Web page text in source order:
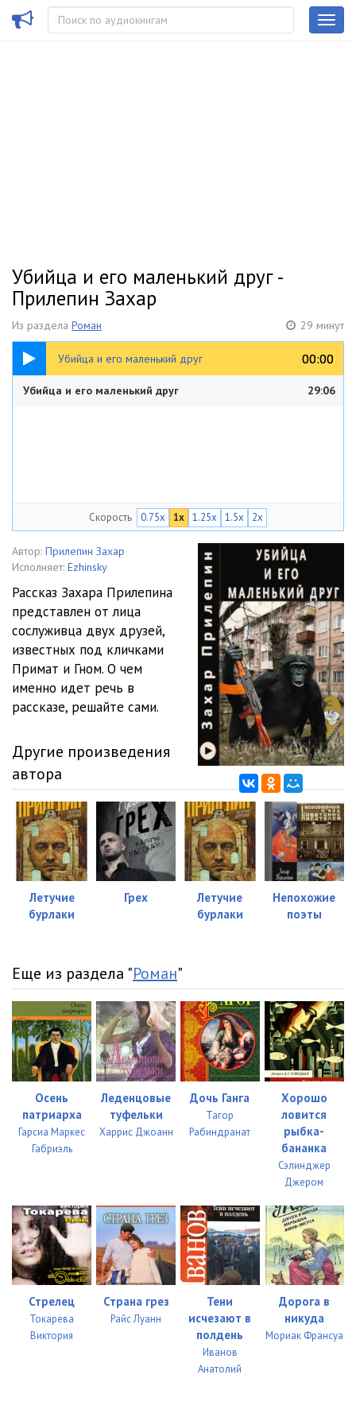
Убийца и его маленький друг -
Прилепин Захар
Из раздела Роман 29 минут
Убийца и его маленький друг 00:00
00:00
29:06
Убийца и его маленький друг 29:06
Скорость 0.75x 1x 1.25x 1.5x 2x
Автор: Прилепин Захар
Исполняет: Ezhinsky
Рассказ Захара Прилепина
представлен от лица
сослуживца двух друзей,
известных под кличками
Примат и Гном. О чем
именно идет речь в
рассказе, решайте сами.
Другие произведения
автора
Летучие
бурлаки
Грех
Летучие
бурлаки
Непохожие
поэты
Еще из раздела "Роман"
Осень
патриарха
Гарсиа Маркес
Габриэль
Леденцовые
туфельки
Харрис Джоанн
Дочь Ганга
Тагор
Рабиндранат
Хорошо
ловится
рыбка-
бананка
Сэлинджер
Джером
Стрелец
Токарева
Виктория
Страна грез
Райс Луанн
Тени
исчезают в
полдень
Иванов
Анатолий
Дорога в
никуда
Мориак Франсуа